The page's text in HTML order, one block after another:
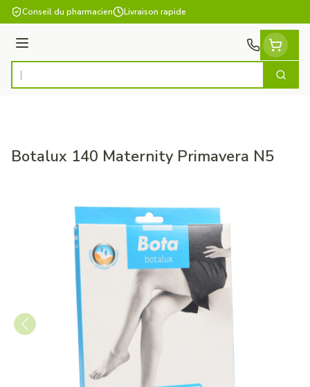
Aller au contenu
Conseil du pharmacien Livraison rapide
Menu
Rechercher
Botalux 140 Maternity Primavera N5